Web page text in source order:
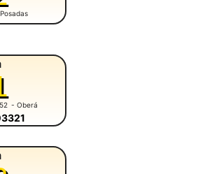
- Oberá